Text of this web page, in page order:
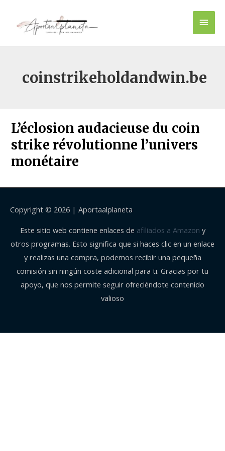
contenido
coinstrikeholdandwin.be
L’éclosion audacieuse du coin
strike révolutionne l’univers
monétaire
Copyright © 2026 | Aportaalplaneta
Este sitio web contiene enlaces de afiliados a Amazon y
otros programas. Esto significa que si haces clic en un enlace
y realizas una compra, podemos recibir una pequeña
comisión sin ningún coste adicional para ti. Gracias por tu
apoyo, que nos permite seguir ofreciéndote contenido
valioso